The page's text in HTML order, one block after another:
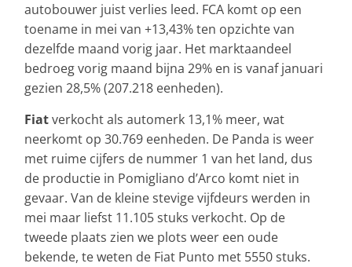
autobouwer juist verlies leed. FCA komt op een
toename in mei van +13,43% ten opzichte van
dezelfde maand vorig jaar. Het marktaandeel
bedroeg vorig maand bijna 29% en is vanaf januari
gezien 28,5% (207.218 eenheden).
Fiatverkocht als automerk 13,1% meer, wat
neerkomt op 30.769 eenheden. De Panda is weer
met ruime cijfers de nummer 1 van het land, dus
de productie in Pomigliano d’Arco komt niet in
gevaar. Van de kleine stevige vijfdeurs werden in
mei maar liefst 11.105 stuks verkocht. Op de
tweede plaats zien we plots weer een oude
bekende, te weten de Fiat Punto met 5550 stuks.